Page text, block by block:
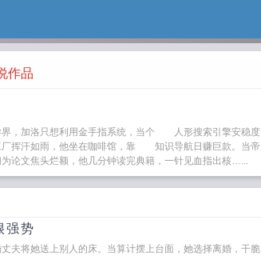
作品
界，加洛只想利用金手指系统，当个 人形搜索引擎安稳度
厂挥汗如雨，他坐在咖啡馆，靠 知识导航日赚巨款。当帝
论文焦头烂额，他几分钟读完典籍，一针见血指出核…...
强势
夫将她送上别人的床。当算计摆上台面，她选择离婚，干脆